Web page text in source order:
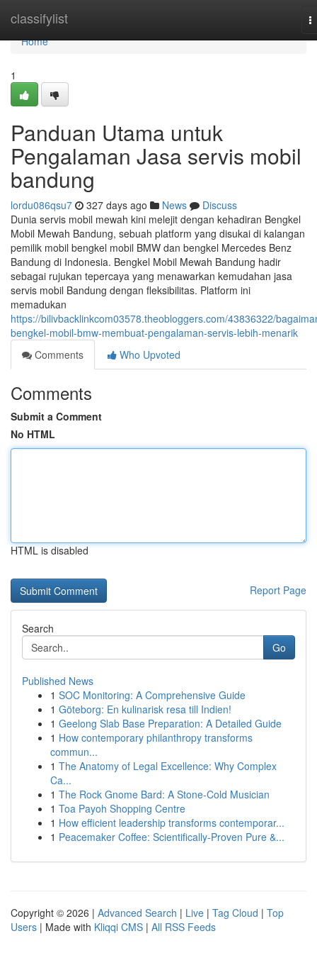
classifylist
Home
Home
1
Panduan Utama untuk
Pengalaman Jasa servis mobil
bandung
lordu086qsu7 327 days ago News
Discuss
Dunia servis mobil mewah kini melejit dengan kehadiran Bengkel
Mobil Mewah Bandung, sebuah platform yang disukai di kalangan
pemilik mobil bengkel mobil BMW dan bengkel Mercedes Benz
Bandung di Indonesia. Bengkel Mobil Mewah Bandung hadir
sebagai rujukan tepercaya yang menawarkan kemudahan jasa
servis mobil Bandung dengan fleksibilitas. Platform ini
memadukan
https://bilivbacklinkcom03578.theobloggers.com/43836322/
bengkel-mobil-bmw-membuat-pengalaman-servis-lebih-menarik
Comments
Who Upvoted
Comments
Submit a Comment
No HTML
HTML is disabled
Report Page
Search
Go
Published News
1 SOC Monitoring: A Comprehensive Guide
1 Göteborg: En kulinarisk resa till Indien!
1 Geelong Slab Base Preparation: A Detailed Guide
1 How contemporary philanthropy transforms
commun...
1 The Anatomy of Legal Excellence: Why Complex
Ca...
1 The Rock Gnome Bard: A Stone-Cold Musician
1 Toa Payoh Shopping Centre
1 How efficient leadership transforms contemporar...
1 Peacemaker Coffee: Scientifically-Proven Pure &...
Copyright © 2026 | Advanced Search | Live | Tag Cloud | Top
Users | Made with Kliqqi CMS | All RSS Feeds